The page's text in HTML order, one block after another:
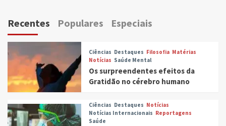
Recentes Populares Especiais
Ciências Destaques Filosofia Matérias
Notícias Saúde Mental
Os surpreendentes efeitos da
Gratidão no cérebro humano
Ciências Destaques Notícias
Notícias Internacionais Reportagens
Saúde